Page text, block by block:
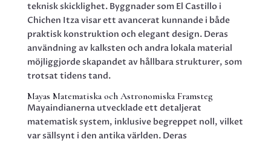
teknisk skicklighet. Byggnader som El Castillo i
Chichen Itza visar ett avancerat kunnande i både
praktisk konstruktion och elegant design. Deras
användning av kalksten och andra lokala material
möjliggjorde skapandet av hållbara strukturer, som
trotsat tidens tand.
Mayas Matematiska och Astronomiska Framsteg
Mayaindianerna utvecklade ett detaljerat
matematisk system, inklusive begreppet noll, vilket
var sällsynt i den antika världen. Deras